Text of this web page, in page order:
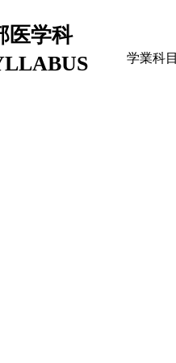
学科
学業科